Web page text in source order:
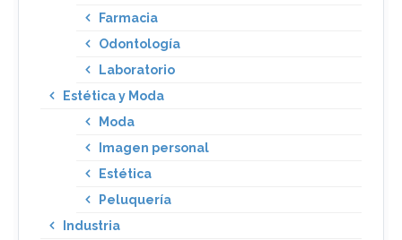
Farmacia
Odontología
Laboratorio
Estética y Moda
Moda
Imagen personal
Estética
Peluquería
Industria